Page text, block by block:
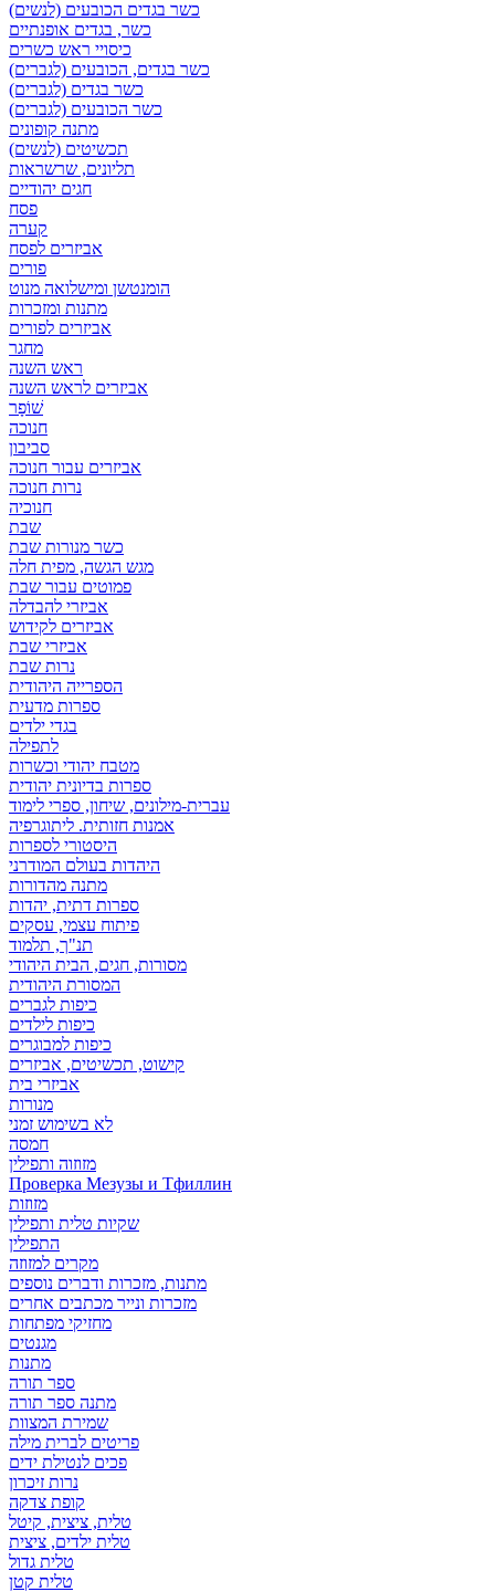
כשר בגדים הכובעים (לנשים)
כשר, בגדים אופנתיים
כיסויי ראש כשרים
כשר בגדים, הכובעים (לגברים)
כשר בגדים (לגברים)
כשר הכובעים (לגברים)
מתנה קופונים
תכשיטים (לנשים)
תליונים, שרשראות
חגים יהודיים
פסח
קערה
אביזרים לפסח
פורים
הומנטשן ומישלואה מנוט
מתנות ומזכרות
אביזרים לפורים
מחגר
ראש השנה
אביזרים לראש השנה
שׁוֹפָר
חנוכה
סביבון
אביזרים עבור חנוכה
נרות חנוכה
חנוכיה
שבת
כשר מנורות שבת
מגש הגשה, מפית חלה
פמוטים עבור שבת
אביזרי להבדלה
אביזרים לקידוש
אביזרי שבת
נרות שבת
הספרייה היהודית
ספרות מדעית
בגדי ילדים
לתפילה
מטבח יהודי וכשרות
ספרות בדיונית יהודית
עברית-מילונים, שיחון, ספרי לימוד
אמנות חזותית. ליתוגרפיה
היסטורי לספרות
היהדות בעולם המודרני
מתנה מהדורות
ספרות דתית, יהדות
פיתוח עצמי, עסקים
תנ"ך, תלמוד
מסורות, חגים, הבית היהודי
המסורת היהודית
כיפות לגברים
כיפות לילדים
כיפות למבוגרים
קישוט, תכשיטים, אביזרים
אביזרי בית
מנורות
לא בשימוש זמני
חמסה
מזוזוה ותפילין
Проверка Мезузы и Тфиллин
מזוזות
שקיות טלית ותפילין
התפילין
מקרים למזוזה
מתנות, מזכרות ודברים נוספים
מזכרות ונייר מכתבים אחרים
מחזיקי מפתחות
מגנטים
מתנות
ספר תורה
מתנה ספר תורה
שמירת המצוות
פריטים לברית מילה
פכים לנטילת ידים
נרות זיכרון
קופת צדקה
טלית, ציצית, קיטל
טלית ילדים, ציצית
טלית גדול
טלית קטן